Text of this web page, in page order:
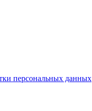
персональных данных